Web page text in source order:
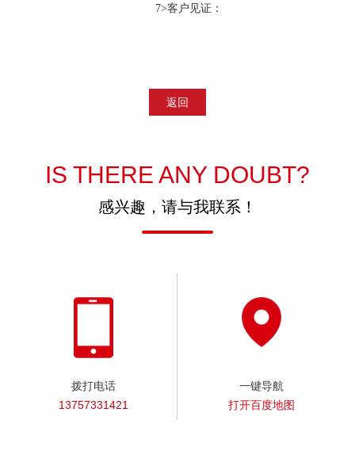
7>客户见证：
返回
IS THERE ANY DOUBT?
感兴趣，请与我联系！
拨打电话
13757331421
一键导航
打开百度地图